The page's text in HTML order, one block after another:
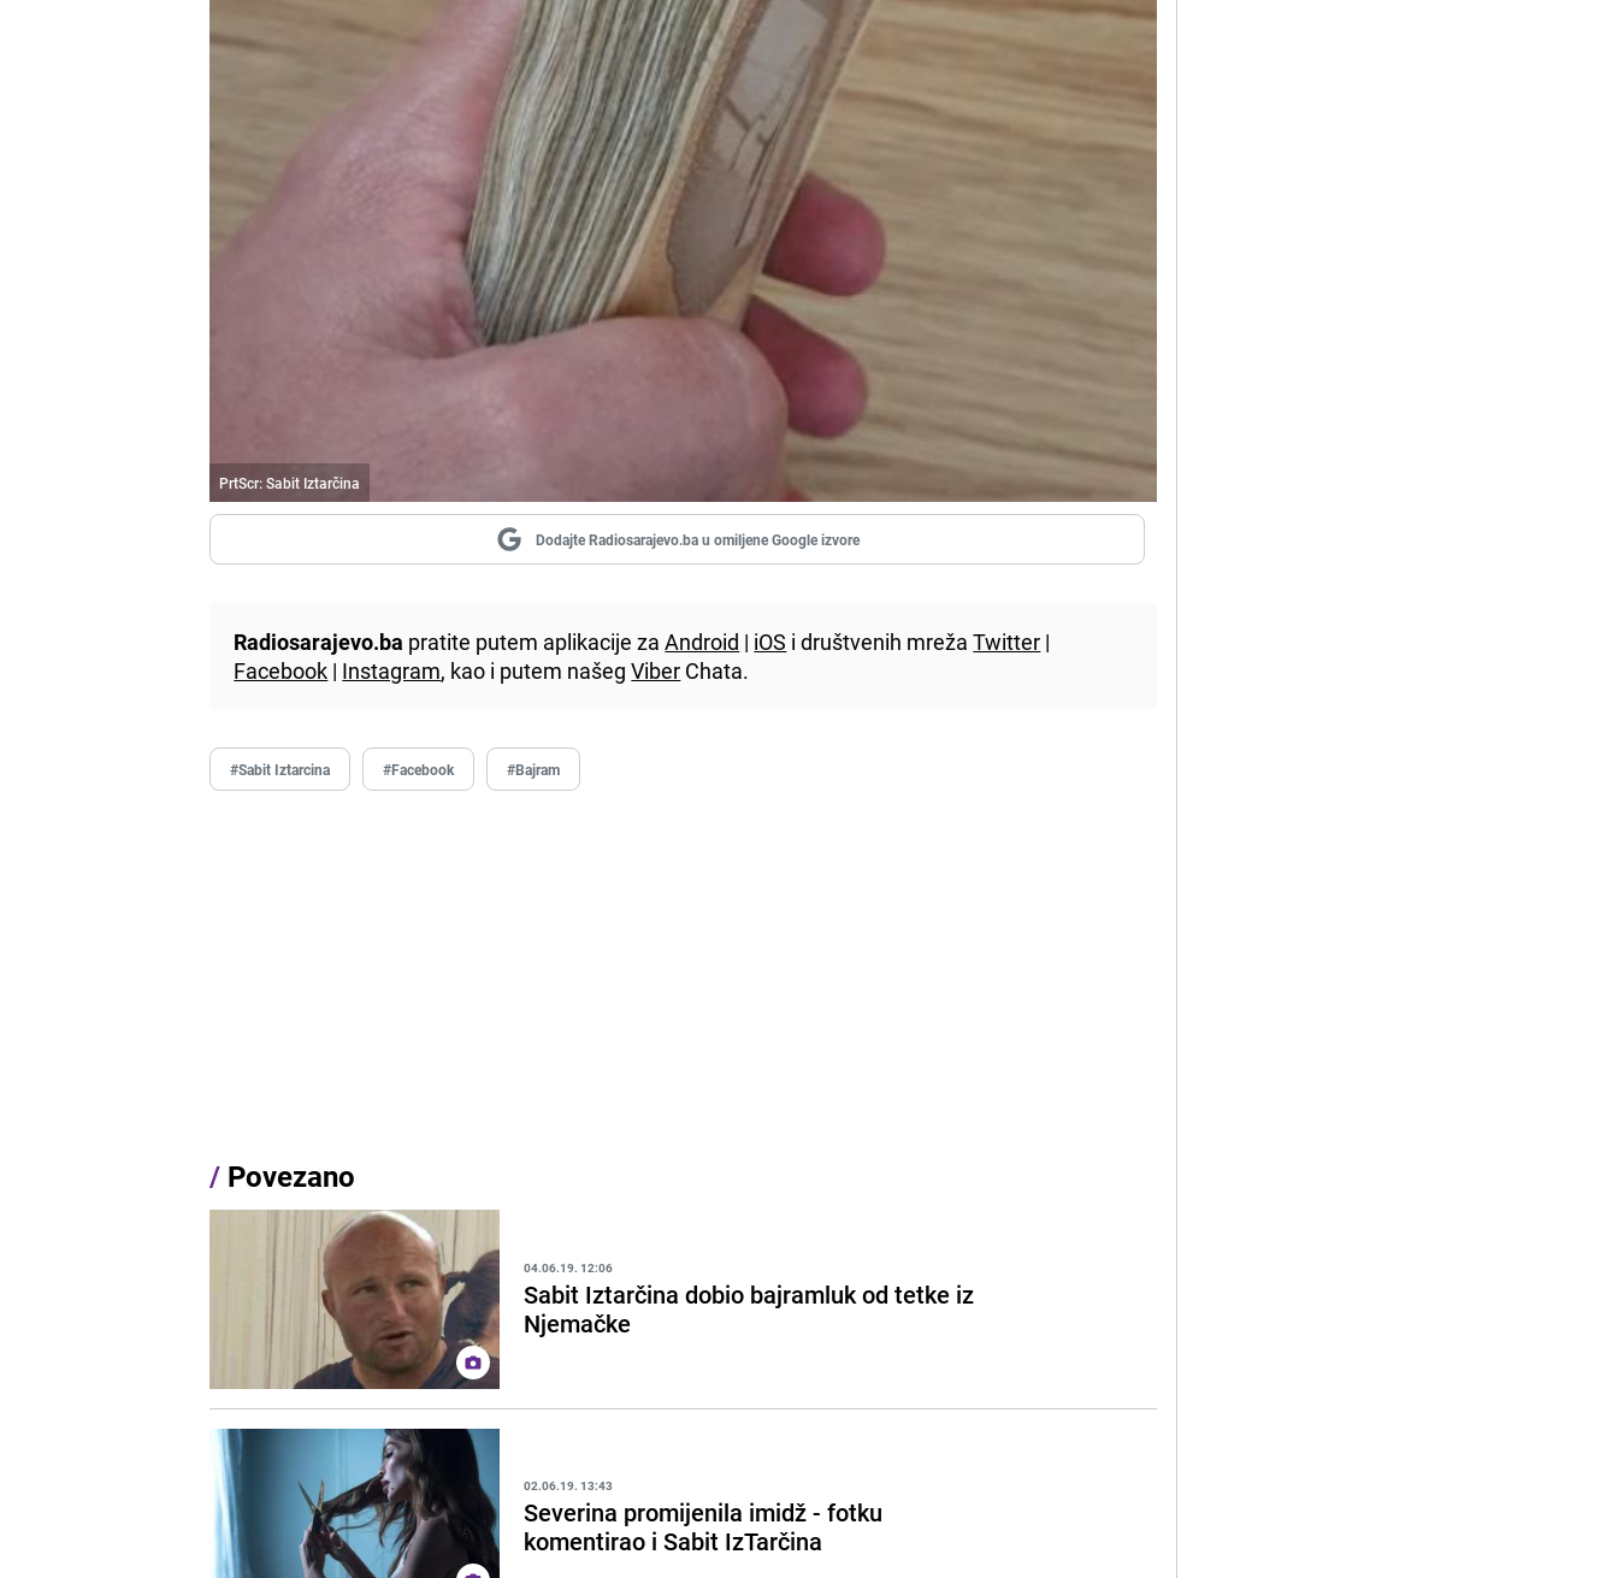
PrtScr: Sabit Iztarčina
Dodajte Radiosarajevo.ba u omiljene Google izvore
Radiosarajevo.ba pratite putem aplikacije zaAndroid | iOS i društvenih mrežaTwitter |
Facebook | Instagram, kao i putem našegViber Chata.
#Sabit Iztarcina #Facebook #Bajram
/ Povezano
04.06.19. 12:06
Sabit Iztarčina dobio bajramluk od tetke iz
Njemačke
02.06.19. 13:43
Severina promijenila imidž - fotku
komentirao i Sabit IzTarčina